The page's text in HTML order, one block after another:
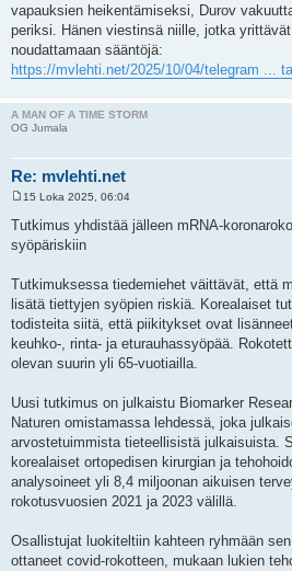
vapauksien heikentämiseksi, Durov
periksi. Hänen viestinsä niille, jotka
noudattamaan sääntöjä:
https://mvlehti.net/2025/10/04/telegram ...
A MAN OF A TIME STORM
OG Jumala
Re: mvlehti.net
e
s
15 Loka 2025, 06:04
Tutkimus yhdistää jälleen mRNA-
syöpäriskiin
Tutkimuksessa tiedemiehet väittävät, että
lisätä tiettyjen syöpien riskiä. Korealaiset
todisteita siitä, että piikitykset ovat
keuhko-, rinta- ja eturauhassyöpää.
olevan suurin yli 65-vuotiailla.
Uusi tutkimus on julkaistu Biomarker
Naturen omistamassa lehdessä, joka
arvostetuimmista tieteellisistä julkaisuista.
korealaiset ortopedisen kirurgian ja
analysoineet yli 8,4 miljoonan aikuisen
rokotusvuosien 2021 ja 2023 välillä.
Osallistujat luokiteltiin kahteen ryhmään
ottaneet covid-rokotteen, mukaan lukien